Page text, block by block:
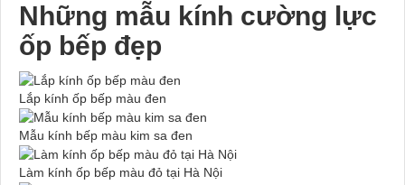
Những mẫu kính cường lực
ốp bếp đẹp
Lắp kính ốp bếp màu đen
Mẫu kính bếp màu kim sa đen
Làm kính ốp bếp màu đỏ tại Hà Nội